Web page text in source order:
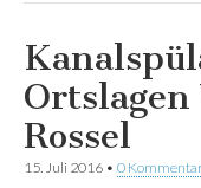
Rossel
15. Juli 2016 • 0